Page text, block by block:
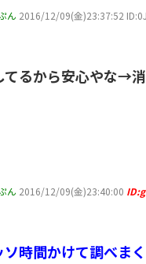
ん 2016/12/09(金)23:37:52
てるから安心やな→
ん 2016/12/09(金)23:40:00
時間かけて調べま